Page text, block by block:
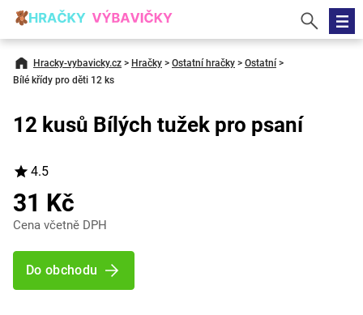
Hracky-vybavicky.cz > Hračky > Ostatní hračky > Ostatní >
Bílé křídy pro děti 12 ks
12 kusů Bílých tužek pro psaní
4.5
31 Kč
Cena včetně DPH
Do obchodu